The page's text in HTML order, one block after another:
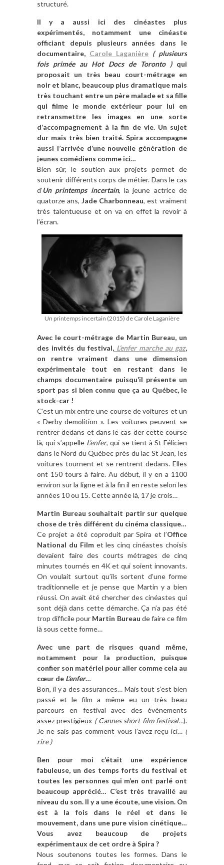
structuré.
Il y a aussi ici des cinéastes plus
expérimentés, notamment une cinéaste
officiant depuis plusieurs années dans le
documentaire, Carole Laganière ( plusieurs
fois primée au Hot Docs de Toronto )qui
proposait un très beau court-métrage en
noir et blanc, beaucoup plus dramatique mais
très touchant entre un père malade et sa fille
qui filme le monde extérieur pour lui en
retransmettre les images en une sorte
d’accompagnement à la fin de vie. Un sujet
dur mais très bien traité. Spira accompagne
aussi l’arrivée d’une nouvelle génération de
jeunes comédiens comme ici…
Bien sûr, le soutien aux projets permet de
soutenir différents corps de métier. Dans le cas
d’Un printemps incertain, la jeune actrice de
quatorze ans, Jade Charbonneau, est vraiment
très talentueuse et on va en effet la revoir à
l’écran.
Un printemps incertain (2015) de Carole Laganière
Avec le court-métrage de Martin Bureau, un
des invités du festival, L’enfer marche au gaz,
on rentre vraiment dans une dimension
expérimentale tout en restant dans le
champs documentaire puisqu’il présente un
sport pas si bien connu que ça au Québec, le
stock-car !
C’est un mix entre une course de voitures et un
« Derby demolition ». Les voitures peuvent se
rentrer dedans et dans le cas der cette course
là, qui s’appelle L’enfer, qui se tient à St Félicien
dans le Nord du Québec près du lac St Jean, les
voitures tournent et se rentrent dedans. Elles
ont 150 tours à faire. Au début, il y en a 1100
environ sur la ligne et à la fin il en reste selon les
années 10 ou 15. Cette année là, 17 je crois…
Martin Bureau souhaitait partir sur quelque
chose de très différent du cinéma classique…
Ce projet a été coproduit par Spira et l’Office
National du Filmet les cinq cinéastes choisis
devaient faire des courts métrages de cinq
minutes tournés en 4K et qui soient innovants.
On voulait surtout qu’ils sortent d’une forme
traditionnelle et je pense que Martin y a bien
réussi. On avait été chercher des cinéastes qui
sont déjà dans cette démarche. Ça n’a pas été
trop difficile pour Martin Bureau de faire ce film
là sous cette forme…
Avec une part de risques quand même,
notamment pour la production, puisque
confier son matériel pour aller comme cela au
cœur de L’enfer…
Bon, il y a des assurances… Mais tout s’est bien
passé et le film a même eu un très beau
parcours en festival avec des événements
assez prestigieux ( Cannes short film festival…).
Je ne sais pas comment vous l’avez reçu ici… (
rire )
Ben pour moi c’était une expérience
fabuleuse, un des temps forts du festival et
toutes les personnes qui m’en ont parlé ont
beaucoup apprécié… C’est très travaillé au
niveau du son. Il y a une écoute, une vision. On
est à la fois dans le réel et dans le
mouvement, dans une pure vision cinétique…
Vous avez beaucoup de projets
expérimentaux de cet ordre à Spira ?
Nous soutenons toutes les formes. Dans le